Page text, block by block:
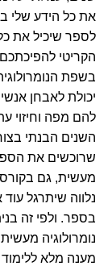
את כל הידע שלי
לספר שיכיל את
הקריטי
בשפת
יכולת לאבחן
להם מפה וחיזוי
השנים הבנתי
שרוכשים את הספר
מעשית, גם בקורס
נלווה שיתרגל
בספר. ולפי זה
נומרולוגיה
מענה מלא ללימוד